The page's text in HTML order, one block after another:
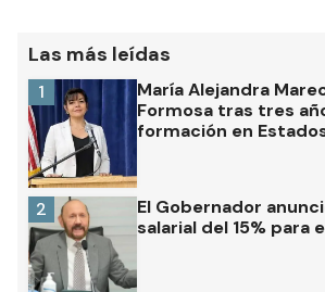
Las más leídas
María Alejandra
Formosa tras tres
formación en
1
El Gobernador
salarial del 15% para
2